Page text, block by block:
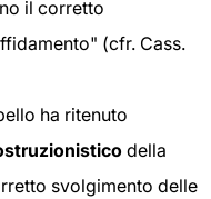
il corretto
(cfr. Cass.
ha ritenuto
della
svolgimento delle